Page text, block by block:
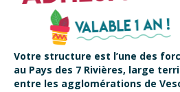
Votre structure est l’une des
au Pays des 7 Rivières, large
entre les agglomérations de